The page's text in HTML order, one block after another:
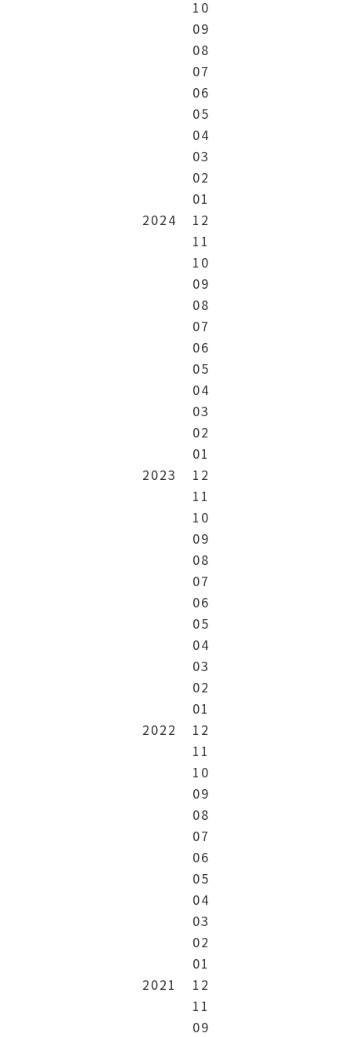
10
09
08
07
06
05
04
03
02
01
2024
12
11
10
09
08
07
06
05
04
03
02
01
2023
12
11
10
09
08
07
06
05
04
03
02
01
2022
12
11
10
09
08
07
06
05
04
03
02
01
2021
12
11
09